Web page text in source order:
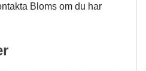
Bloms om du har